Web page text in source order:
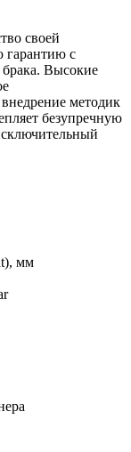
своей
гарантию с
брака. Высокие
методик
безупречную
мм